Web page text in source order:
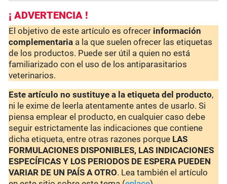
¡ ADVERTENCIA !
El objetivo de este artículo es ofrecer información
complementaria a la que suelen ofrecer las etiquetas
de los productos. Puede ser útil a quien no está
familiarizado con el uso de los antiparasitarios
veterinarios.
Este artículo no sustituye a la etiqueta del producto,
ni le exime de leerla atentamente antes de usarlo. Si
piensa emplear el producto, en cualquier caso debe
seguir estrictamente las indicaciones que contiene
dicha etiqueta, entre otras razones porque LAS
FORMULACIONES DISPONIBLES, LAS INDICACIONES
ESPECÍFICAS Y LOS PERIODOS DE ESPERA PUEDEN
VARIAR DE UN PAÍS A OTRO. Lea también el artículo